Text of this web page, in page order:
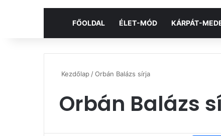
FŐOLDAL ÉLET-MÓD KÁRPÁT-
Kezdőlap /Orbán Balázs sírja
Orbán Balázs